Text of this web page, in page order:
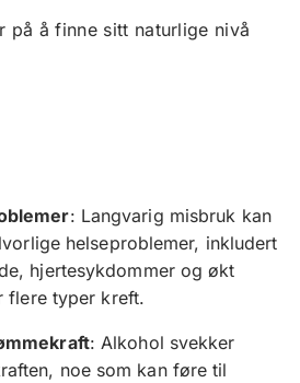
på å finne sitt naturlige nivå
: Langvarig misbruk kan
helseproblemer, inkludert
hjertesykdommer og økt
flere typer kreft.
: Alkohol svekker
noe som kan føre til